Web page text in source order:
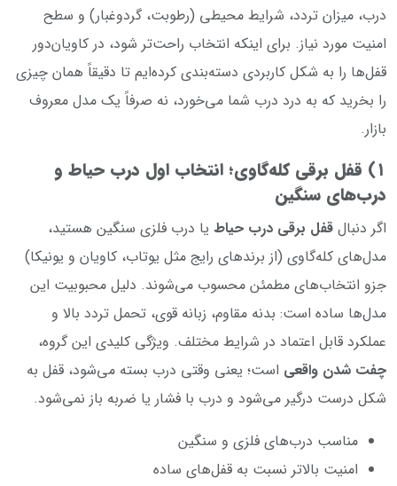
درب، میزان تردد، شرایط محیطی (رطوبت، گردوغبار) و سطح
امنیت مورد نیاز. برای اینکه انتخاب راحت‌تر شود، در کاویان‌دور
قفل‌ها را به شکل کاربردی دسته‌بندی کرده‌ایم تا دقیقاً همان چیزی
را بخرید که به درد درب شما می‌خورد، نه صرفاً یک مدل معروف
بازار.
۱) قفل برقی کله‌گاوی؛ انتخاب اول درب حیاط و
درب‌های سنگین
اگر دنبال قفل برقی درب حیاط یا درب فلزی سنگین هستید،
مدل‌های کله‌گاوی (از برندهای رایج مثل یوتاب، کاویان و یونیکا)
جزو انتخاب‌های مطمئن محسوب می‌شوند. دلیل محبوبیت این
مدل‌ها ساده است: بدنه مقاوم، زبانه قوی، تحمل تردد بالا و
عملکرد قابل اعتماد در شرایط مختلف. ویژگی کلیدی این گروه،
چفت شدن واقعی است؛ یعنی وقتی درب بسته می‌شود، قفل به
شکل درست درگیر می‌شود و درب با فشار یا ضربه باز نمی‌شود.
مناسب درب‌های فلزی و سنگین
امنیت بالاتر نسبت به قفل‌های ساده